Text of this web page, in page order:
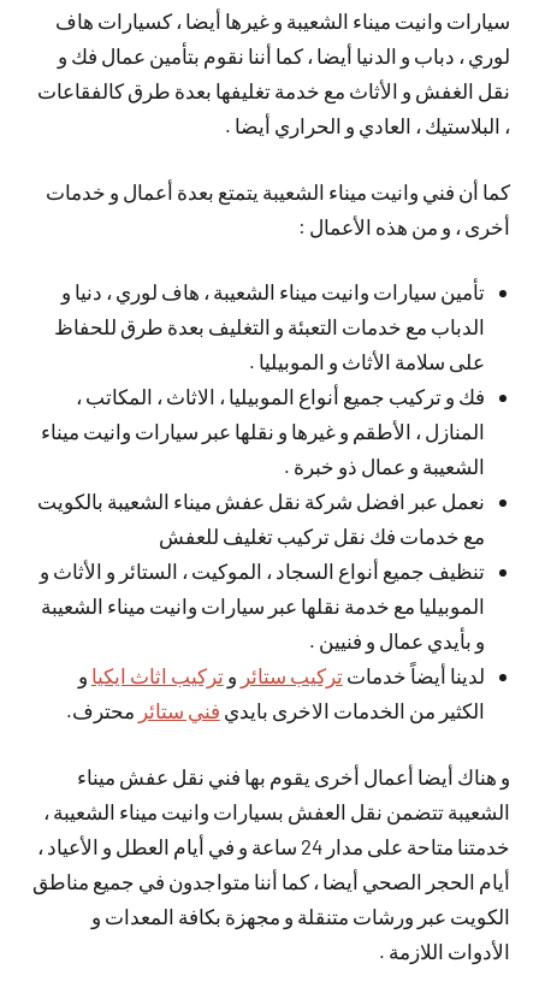
سيارات وانيت ميناء الشعيبة و غيرها أيضا ، كسيارات هاف
لوري ، دباب و الدنيا أيضا ، كما أننا نقوم بتأمين عمال فك و
نقل الغفش و الأثاث مع خدمة تغليفها بعدة طرق كالفقاعات
، البلاستيك ، العادي و الحراري أيضا .
كما أن فني وانيت ميناء الشعيبة يتمتع بعدة أعمال و خدمات
أخرى ، و من هذه الأعمال :
تأمين سيارات وانيت ميناء الشعيبة ، هاف لوري ، دنيا و
الدباب مع خدمات التعبئة و التغليف بعدة طرق للحفاظ
على سلامة الأثاث و الموبيليا .
فك و تركيب جميع أنواع الموبيليا ، الاثاث ، المكاتب ،
المنازل ، الأطقم و غيرها و نقلها عبر سيارات وانيت ميناء
الشعيبة و عمال ذو خبرة .
نعمل عبر افضل شركة نقل عفش ميناء الشعيبة بالكويت
مع خدمات فك نقل تركيب تغليف للعفش
تنظيف جميع أنواع السجاد ، الموكيت ، الستائر و الأثاث و
الموبيليا مع خدمة نقلها عبر سيارات وانيت ميناء الشعيبة
و بأيدي عمال و فنيين .
لدينا أيضاً خدماتتركيب ستائر وتركيب اثاث ايكيا و
الكثير من الخدمات الاخرى بايدي فني ستائر محترف.
و هناك أيضا أعمال أخرى يقوم بها فني نقل عفش ميناء
الشعيبة تتضمن نقل العفش بسيارات وانيت ميناء الشعيبة ،
خدمتنا متاحة على مدار 24 ساعة و في أيام العطل و الأعياد ،
أيام الحجر الصحي أيضا ، كما أننا متواجدون في جميع مناطق
الكويت عبر ورشات متنقلة و مجهزة بكافة المعدات و
الأدوات اللازمة .